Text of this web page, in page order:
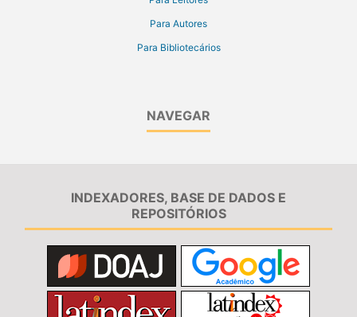
Para Autores
Para Bibliotecários
NAVEGAR
INDEXADORES, BASE DE DADOS E
REPOSITÓRIOS